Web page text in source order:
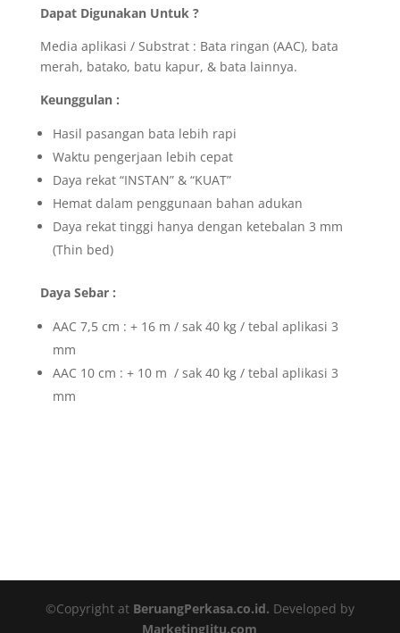
Dapat Digunakan Untuk ?
Media aplikasi / Substrat : Bata ringan (AAC), bata
merah, batako, batu kapur, & bata lainnya.
Keunggulan :
Hasil pasangan bata lebih rapi
Waktu pengerjaan lebih cepat
Daya rekat “INSTAN” & “KUAT”
Hemat dalam penggunaan bahan adukan
Daya rekat tinggi hanya dengan ketebalan 3 mm
(Thin bed)
Daya Sebar :
AAC 7,5 cm : + 16 m / sak 40 kg / tebal aplikasi 3
mm
AAC 10 cm : + 10 m / sak 40 kg / tebal aplikasi 3
mm
©Copyright at BeruangPerkasa.co.id. Developed by
MarketingJitu.com